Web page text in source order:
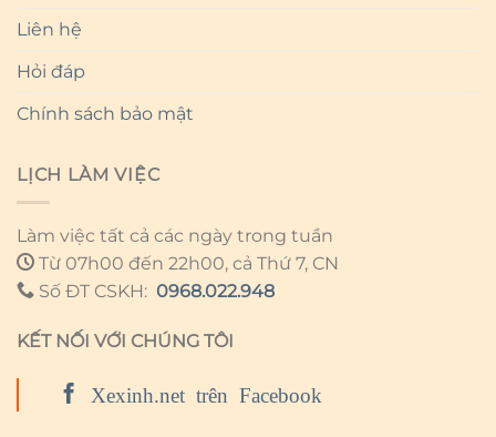
Liên hệ
Hỏi đáp
Chính sách bảo mật
LỊCH LÀM VIỆC
Làm việc tất cả các ngày trong tuần
Từ 07h00 đến 22h00, cả Thứ 7, CN
Số ĐT CSKH: 0968.022.948
KẾT NỐI VỚI CHÚNG TÔI
Xexinh.net trên Facebook